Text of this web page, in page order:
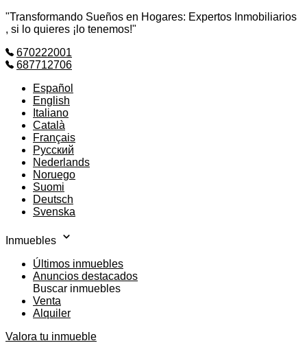
"Transformando Sueños en Hogares: Expertos Inmobiliarios
, si lo quieres ¡lo tenemos!"
670222001
687712706
Español
English
Italiano
Català
Français
Русский
Nederlands
Noruego
Suomi
Deutsch
Svenska
Inmuebles
Últimos inmuebles
Anuncios destacados
Buscar inmuebles
Venta
Alquiler
Valora tu inmueble